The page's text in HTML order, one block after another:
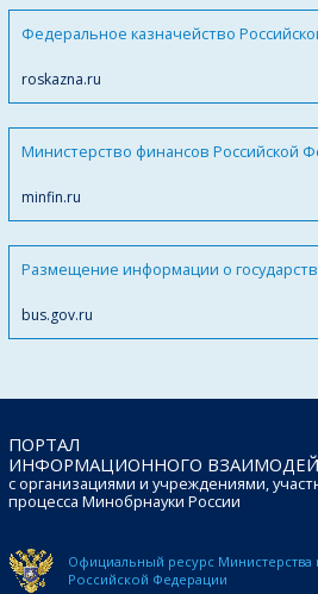
Федеральное казначейство
roskazna.ru
Министерство финансов Российской
minfin.ru
Размещение информации о
bus.gov.ru
ПОРТАЛ
ИНФОРМАЦИОННОГО
с организациями и учреждениями,
процесса Минобрнауки России
Официальный ресурс Министерства
Российской Федерации